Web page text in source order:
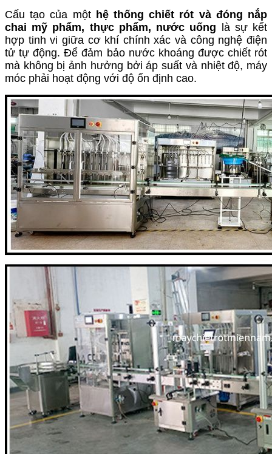
Cấu tạo của một hệ thống chiết rót và đóng nắp
chai mỹ phẩm, thực phẩm, nước uống là sự kết
hợp tinh vi giữa cơ khí chính xác và công nghệ điện
tử tự động. Để đảm bảo nước khoáng được chiết rót
mà không bị ảnh hưởng bởi áp suất và nhiệt độ, máy
móc phải hoạt động với độ ổn định cao.